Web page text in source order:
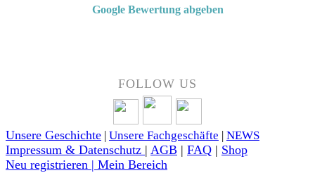
Google Bewertung abgeben
FOLLOW US
Unsere Geschichte Unsere Fachgeschäfte NEWS
Impressum & Datenschutz | AGB | FAQ | Shop
Neu registrieren | Mein Bereich